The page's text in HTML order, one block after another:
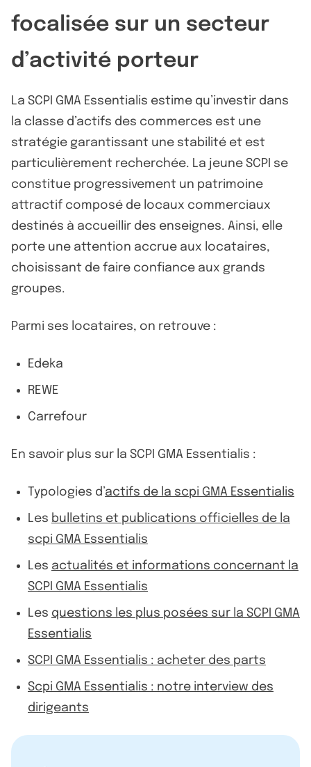
focalisée sur un secteur
d’activité porteur
La SCPI GMA Essentialis estime qu’investir dans
la classe d’actifs des commerces est une
stratégie garantissant une stabilité et est
particulièrement recherchée. La jeune SCPI se
constitue progressivement un patrimoine
attractif composé de locaux commerciaux
destinés à accueillir des enseignes. Ainsi, elle
porte une attention accrue aux locataires,
choisissant de faire confiance aux grands
groupes.
Parmi ses locataires, on retrouve :
Edeka
REWE
Carrefour
En savoir plus sur la SCPI GMA Essentialis :
Typologies d’actifs de la scpi GMA Essentialis
Les bulletins et publications officielles de la
scpi GMA Essentialis
Les actualités et informations concernant la
SCPI GMA Essentialis
Les questions les plus posées sur la SCPI GMA
Essentialis
SCPI GMA Essentialis : acheter des parts
Scpi GMA Essentialis : notre interview des
dirigeants